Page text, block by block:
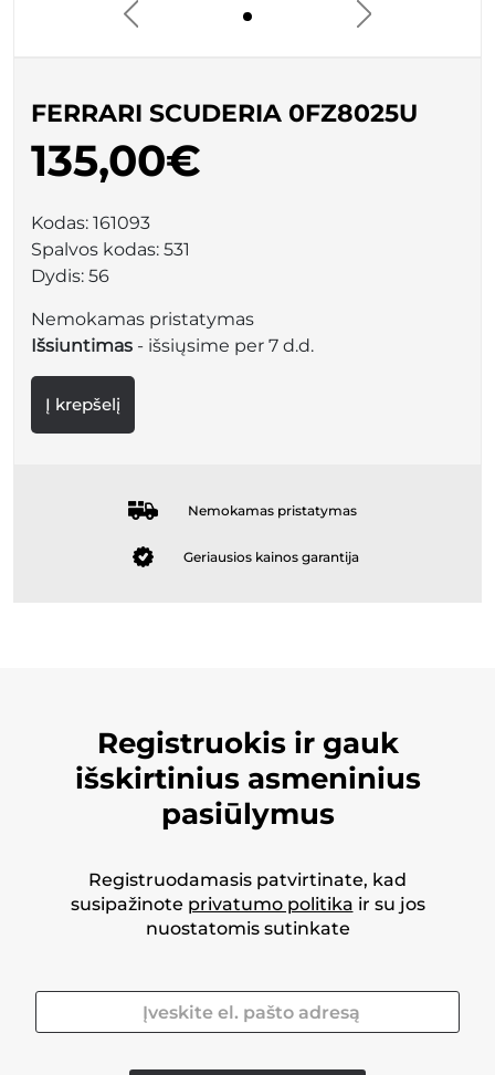
FERRARI SCUDERIA 0FZ8025U
135,00€
Kodas: 161093
Spalvos kodas: 531
Dydis: 56
Nemokamas pristatymas
Išsiuntimas - išsiųsime per 7 d.d.
Į krepšelį
Nemokamas pristatymas
Geriausios kainos garantija
Registruokis ir gauk
išskirtinius asmeninius
pasiūlymus
Registruodamasis patvirtinate, kad
susipažinote privatumo politika ir su jos
nuostatomis sutinkate